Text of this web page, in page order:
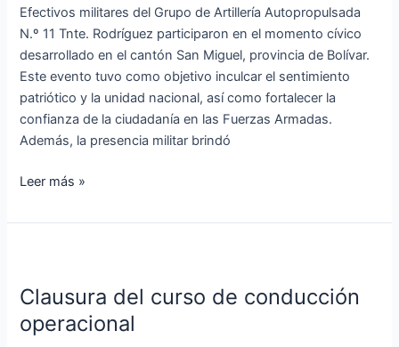
Efectivos militares del Grupo de Artillería Autopropulsada
N.º 11 Tnte. Rodríguez participaron en el momento cívico
desarrollado en el cantón San Miguel, provincia de Bolívar.
Este evento tuvo como objetivo inculcar el sentimiento
patriótico y la unidad nacional, así como fortalecer la
confianza de la ciudadanía en las Fuerzas Armadas.
Además, la presencia militar brindó
Miguel
Leer más »
Clausura del curso de conducción
operacional
curso
de
conducción